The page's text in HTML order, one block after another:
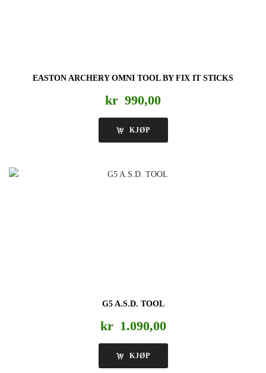
EASTON ARCHERY OMNI TOOL BY FIX IT STICKS
kr 990,00
KJØP
G5 A.S.D. TOOL
kr 1.090,00
KJØP